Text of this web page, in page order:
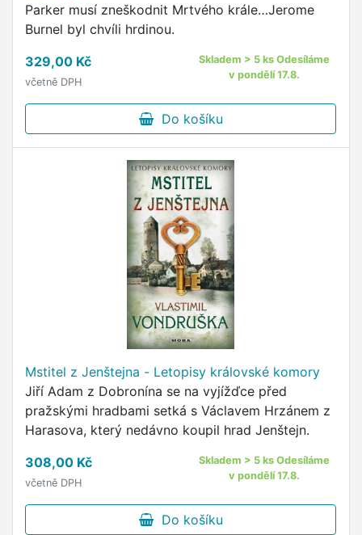
Parker musí zneškodnit Mrtvého krále…Jerome
Burnel byl chvíli hrdinou.
329,00 Kč
včetně DPH
Skladem > 5 ks Odesíláme
v pondělí 17.8.
Do košíku
Mstitel z Jenštejna - Letopisy královské komory
Jiří Adam z Dobronína se na vyjížďce před
pražskými hradbami setká s Václavem Hrzánem z
Harasova, který nedávno koupil hrad Jenštejn.
308,00 Kč
včetně DPH
Skladem > 5 ks Odesíláme
v pondělí 17.8.
Do košíku